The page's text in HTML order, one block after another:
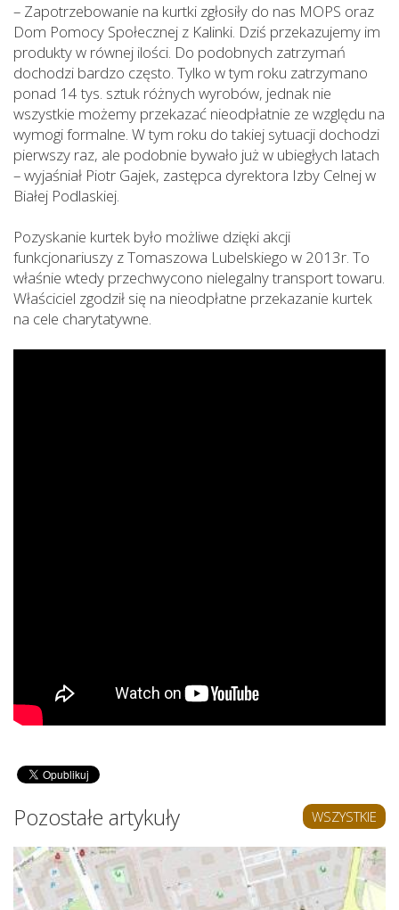
– Zapotrzebowanie na kurtki zgłosiły do nas MOPS oraz
Dom Pomocy Społecznej z Kalinki. Dziś przekazujemy im
produkty w równej ilości. Do podobnych zatrzymań
dochodzi bardzo często. Tylko w tym roku zatrzymano
ponad 14 tys. sztuk różnych wyrobów, jednak nie
wszystkie możemy przekazać nieodpłatnie ze względu na
wymogi formalne. W tym roku do takiej sytuacji dochodzi
pierwszy raz, ale podobnie bywało już w ubiegłych latach
– wyjaśniał Piotr Gajek, zastępca dyrektora Izby Celnej w
Białej Podlaskiej.
Pozyskanie kurtek było możliwe dzięki akcji
funkcjonariuszy z Tomaszowa Lubelskiego w 2013r. To
właśnie wtedy przechwycono nielegalny transport towaru.
Właściciel zgodził się na nieodpłatne przekazanie kurtek
na cele charytatywne.
Pozostałe artykuły WSZYSTKIE